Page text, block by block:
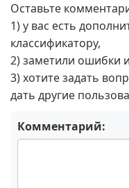
Оставьте
1) у вас есть
классификатору,
2) заметили ошибки
3) хотите задать
дать другие
Комментарий: